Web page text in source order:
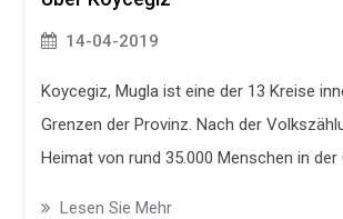
14-04-2019
Koycegiz, Mugla ist eine der 13 Kreise
Grenzen der Provinz. Nach der
Heimat von rund 35.000 Menschen in
Lesen Sie Mehr